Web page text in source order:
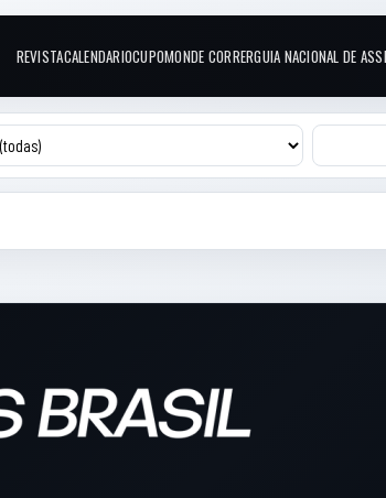
Links do topo
REVISTACALENDARIOCUPOMONDE CORRERGUIA NACIONAL DE